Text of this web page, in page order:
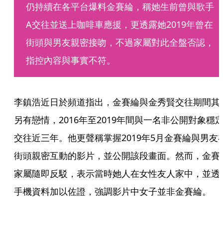
仍持續在各平台爆料金賽綸，稱她生前曾與歌手
A交往並送上咖啡車應援，更透露她2019年曾在
街頭與男友親密接吻，不過家屬對此全盤否認，
指控內容與事實不符。
李鎮浩近日於頻道指出，金賽綸與金秀賢交往期間其
另有戀情，2016年至2019年間與一名非公開對象穩
交往近三年。他更聲稱掌握2019年5月金賽綸與男友
街頭親密互動的影片，並公開該段畫面。然而，金賽
家屬隨即反駁，表示當時她人在女性友人家中，並透
手機資料加以佐證，強調影片中女子並非金賽綸。